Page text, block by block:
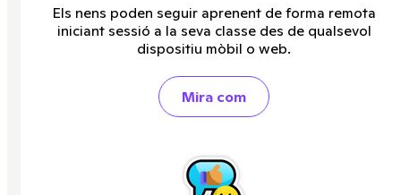
Els nens poden seguir aprenent de forma remota
iniciant sessió a la seva classe des de qualsevol
dispositiu mòbil o web.
Mira com